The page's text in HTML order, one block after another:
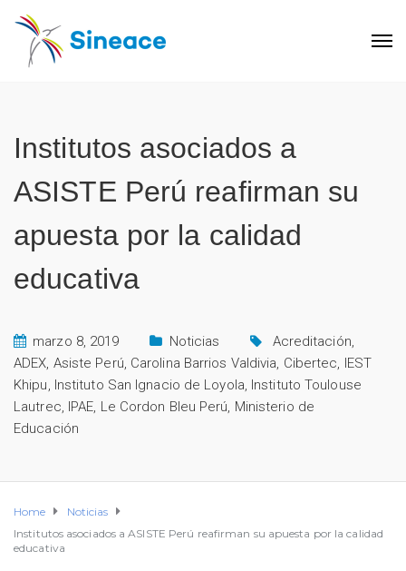
Institutos asociados a
ASISTE Perú reafirman su
apuesta por la calidad
educativa
marzo 8, 2019 Noticias Acreditación,
ADEX, Asiste Perú, Carolina Barrios Valdivia, Cibertec, IEST
Khipu, Instituto San Ignacio de Loyola, Instituto Toulouse
Lautrec, IPAE, Le Cordon Bleu Perú, Ministerio de
Educación
Home
Noticias
Institutos asociados a ASISTE Perú reafirman su apuesta por la calidad
educativa